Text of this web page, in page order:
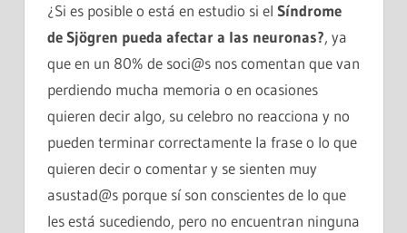
¿Si es posible o está en estudio si el Síndrome
de Sjögren pueda afectar a las neuronas?, ya
que en un 80% de soci@s nos comentan que van
perdiendo mucha memoria o en ocasiones
quieren decir algo, su celebro no reacciona y no
pueden terminar correctamente la frase o lo que
quieren decir o comentar y se sienten muy
asustad@s porque sí son conscientes de lo que
les está sucediendo, pero no encuentran ninguna